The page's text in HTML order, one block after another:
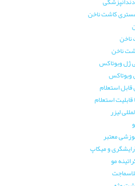
کاشت ناخن
ناخن
ژل وبوتاکس
وبوتاکس
استعلام
استعلام
لیزر
معتبر
و میکاپ
مو